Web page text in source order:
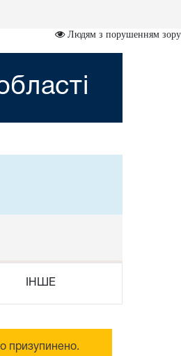
Людям з порушенням зору
ІНШЕ
призупинено.